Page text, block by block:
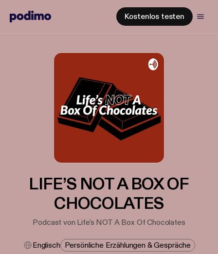
Kostenlos testen
LIFE’S NOT A BOX OF
CHOCOLATES
Podcast von Life's NOT A Box Of Chocolates
Englisch Persönliche Erzählungen & Gespräche